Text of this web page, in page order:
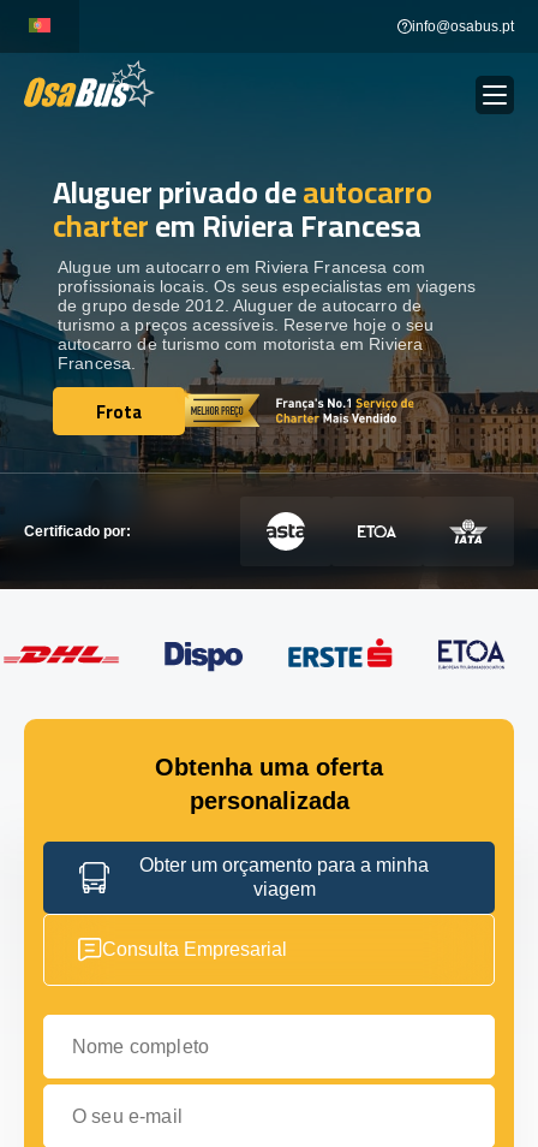
content
info@osabus.pt
ALUGUER DE AUTOCARROS
DESTINOS
FROTA
ENTRE EM CONTACTO
ENTRE EM CONTACTO
Aluguer privado deautocarro
charterem Riviera Francesa
Alugue um autocarro em Riviera Francesa com
profissionais locais. Os seus especialistas em viagens
de grupo desde 2012. Aluguer de autocarro de
turismo a preços acessíveis. Reserve hoje o seu
autocarro de turismo com motorista em Riviera
Francesa.
Frota
Frota
Certificado por:
Obtenha uma oferta
personalizada
Obter um orçamento para a minha
viagem
Consulta Empresarial
Nome completo
O seu e-mail